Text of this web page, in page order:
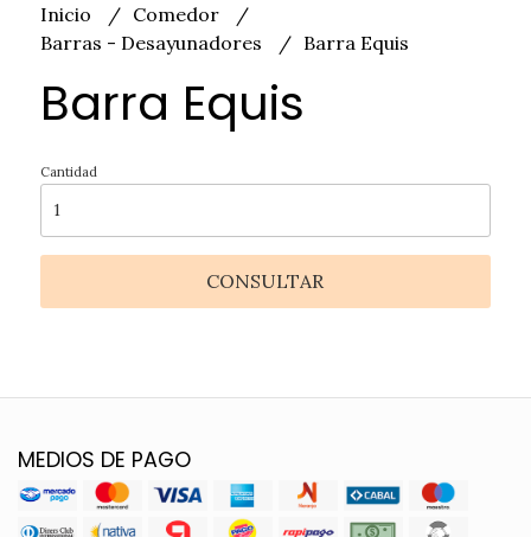
Inicio
Comedor
Barras - Desayunadores
Barra Equis
Barra Equis
Cantidad
CONSULTAR
MEDIOS DE PAGO